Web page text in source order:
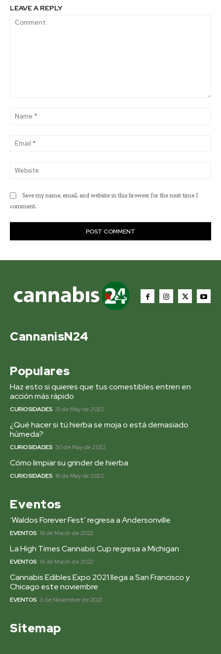
LEAVE A REPLY
Save my name, email, and website in this browser for the next time I
comment.
CannanisN24
Populares
Haz esto si quieres que tus comestibles entren en
acción más rápido
CURIOSIDADES 31 de May de 2022
¿Qué hacer si tú hierba se moja o está demasiado
húmeda?
CURIOSIDADES 30 de May de 2022
Cómo limpiar su grinder de hierba
CURIOSIDADES 16 de May de 2022
Eventos
‘Waldos Forever Fest’ regresa a Andersonville
EVENTOS 16 de March de 2022
La High Times Cannabis Cup regresa a Michigan
EVENTOS 16 de March de 2022
Cannabis Edibles Expo 2021 llega a San Francisco y
Chicago este noviembre
EVENTOS 3 de November de 2021
Sitemap